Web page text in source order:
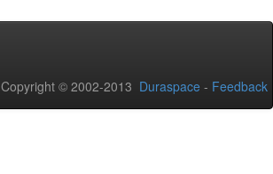
Copyright © 2002-2013 Duraspace - Feedback